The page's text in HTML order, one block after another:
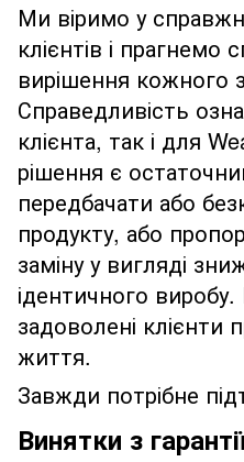
Ми віримо у
клієнтів і прагнемо
вирішення кожного
Справедливість
клієнта, так і для
рішення є
передбачати або
продукту, або
заміну у вигляді
ідентичного
задоволені клієнти
життя.
Завжди потрібне
Винятки з